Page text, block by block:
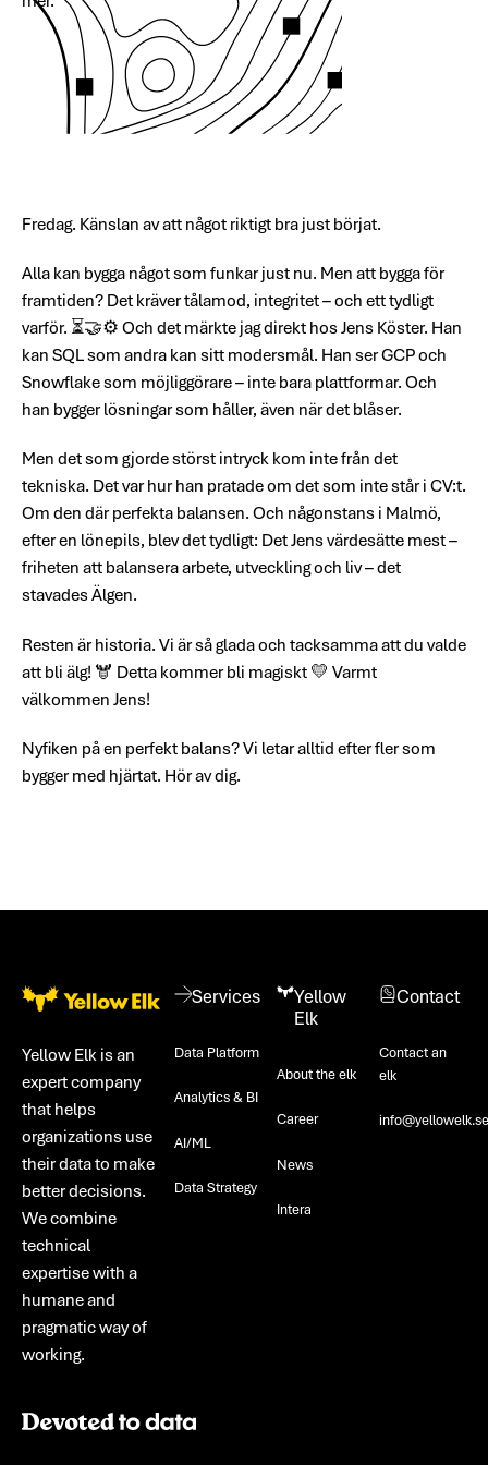
Fredag. Känslan av att något riktigt bra just börjat.
Alla kan bygga något som funkar just nu. Men att bygga för
framtiden? Det kräver tålamod, integritet – och ett tydligt
varför. ⏳🤝⚙️ Och det märkte jag direkt hos Jens Köster. Han
kan SQL som andra kan sitt modersmål. Han ser GCP och
Snowflake som möjliggörare – inte bara plattformar. Och
han bygger lösningar som håller, även när det blåser.
Men det som gjorde störst intryck kom inte från det
tekniska. Det var hur han pratade om det som inte står i CV:t.
Om den där perfekta balansen. Och någonstans i Malmö,
efter en lönepils, blev det tydligt: Det Jens värdesätte mest –
friheten att balansera arbete, utveckling och liv – det
stavades Älgen.
Resten är historia. Vi är så glada och tacksamma att du valde
att bli älg! 🫎 Detta kommer bli magiskt 💛 Varmt
välkommen Jens!
Nyfiken på en perfekt balans? Vi letar alltid efter fler som
bygger med hjärtat. Hör av dig.
Footer
Yellow Elk is an
expert company
that helps
organizations use
their data to make
better decisions.
We combine
technical
expertise with a
humane and
pragmatic way of
working.
Services
Data Platform
Analytics & BI
AI/ML
Data Strategy
Yellow
Elk
About the elk
Career
News
Intera
Contact
Contact an
elk
info@yellowelk.se